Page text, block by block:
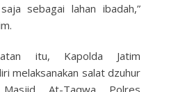
sebagai lahan ibadah,”
itu, Kapolda Jatim
melaksanakan salat dzuhur
At-Taqwa Polres